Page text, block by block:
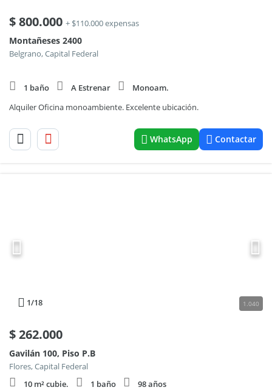
$800.000 + $110.000 expensas
Montañeses 2400
Belgrano, Capital Federal
1 baño A Estrenar
Monoam.
Alquiler Oficina monoambiente. Excelente ubicación.
WhatsApp Contactar
1/18 1.040
$262.000
Gavilán 100, Piso P.B
Flores, Capital Federal
10 m² cubie.
1 baño
98 años